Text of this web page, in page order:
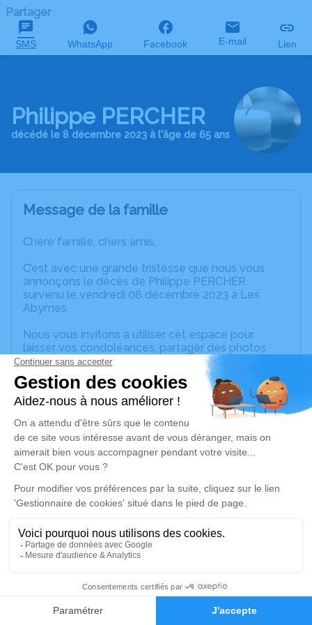
Faire-part Hommages
Partager
SMS WhatsApp Facebook E-mail Lien
Philippe PERCHER
décédé le 8 décembre 2023 à l'âge de 65 ans
Message de la famille
Chère famille, chers amis,
C’est avec une grande tristesse que nous vous
annonçons le décès de Philippe PERCHER
survenu le vendredi 08 décembre 2023 à Les
Abymes.
Nous vous invitons à utiliser cet espace pour
laisser vos condoléances, partager des photos
souvenirs, une anecdote ou exprimer vos pensées
à travers des poèmes ou des textes. Cet endroit
est un lieu d'expression dédié à honorer la
mémoire de Philippe PERCHER.
Un service de plantation d’arbre hommage est
disponible ici.
vendredi 15 décembre 2023 à 08h15
Adresse du Pouvoir de Sainte-Anne
97180 Sainte-Anne